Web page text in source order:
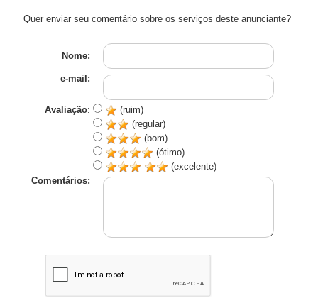
Quer enviar seu comentário sobre os serviços deste anunciante?
Nome:
e-mail:
Avaliação:
(ruim)
(regular)
(bom)
(ótimo)
(excelente)
Comentários: